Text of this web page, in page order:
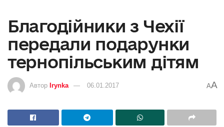
Благодійники з Чехії
передали подарунки
тернопільським дітям
Автор Irynka 06.01.2017 AA